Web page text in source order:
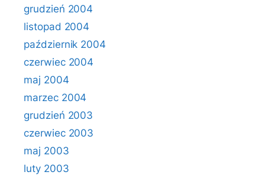
grudzień 2004
listopad 2004
październik 2004
czerwiec 2004
maj 2004
marzec 2004
grudzień 2003
czerwiec 2003
maj 2003
luty 2003